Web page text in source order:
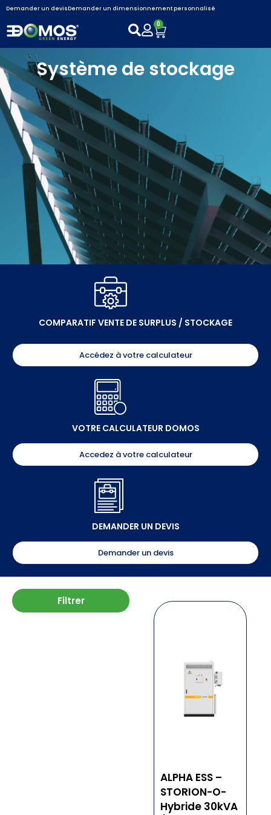
Demander un devisDemander un dimensionnement personnalisé
0
Système de stockage
COMPARATIF VENTE DE SURPLUS / STOCKAGE
Accédez à votre calculateur
VOTRE CALCULATEUR DOMOS
Accedez à votre calculateur
DEMANDER UN DEVIS
Demander un devis
Filtrer
ALPHA ESS –
STORION-O-
Hybride 30kVA